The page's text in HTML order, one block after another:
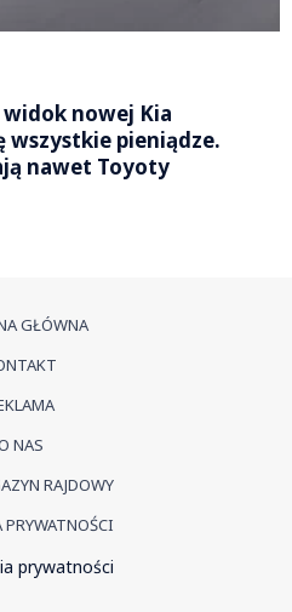
widok nowej Kia
wszystkie pieniądze.
nawet Toyoty
GŁÓWNA
NAS
RAJDOWY
prywatności